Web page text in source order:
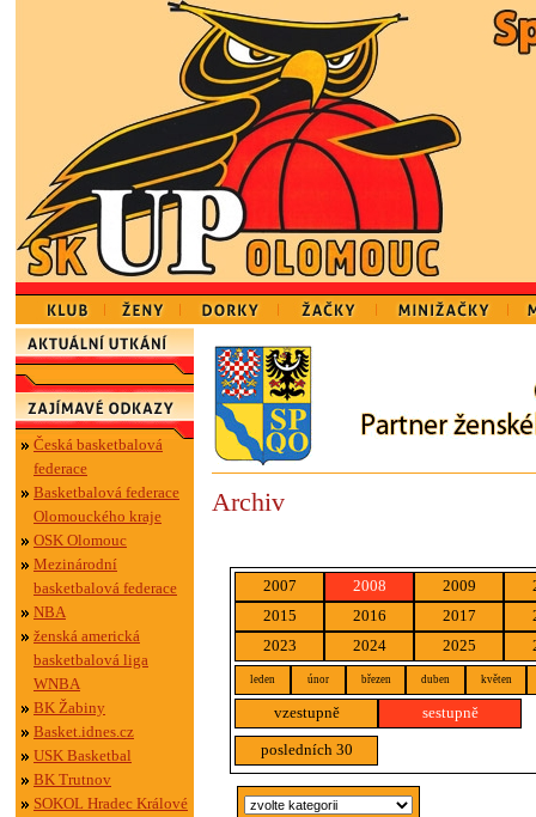
Česká basketbalová
federace
Basketbalová federace
Olomouckého kraje
OSK Olomouc
Mezinárodní
basketbalová federace
NBA
ženská americká
basketbalová liga
WNBA
BK Žabiny
Basket.idnes.cz
USK Basketbal
BK Trutnov
SOKOL Hradec Králové
Archiv
2007 2008 2009
2015
2016 2017
2023
2024 2025
leden únor březen duben květen
vzestupně sestupně
posledních 30